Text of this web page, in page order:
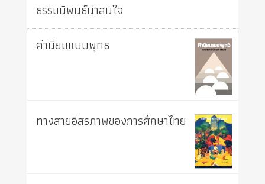
ธรรมนิพนธ์น่าสนใจ
ค่านิยมแบบพุทธ
ทางสายอิสรภาพของการศึกษาไทย